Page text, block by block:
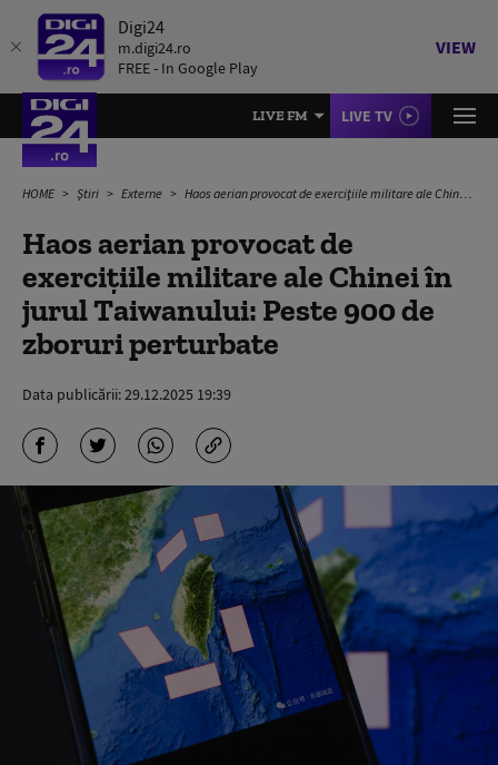
Digi24
m.digi24.ro
FREE - In Google Play
VIEW
LIVE FM LIVE TV
HOME Știri Externe Haos aerian provocat de exerciţiile militare ale Chinei în jurul Taiwanului: Peste 900 de zboruri perturbate
Haos aerian provocat de
exerciţiile militare ale Chinei în
jurul Taiwanului: Peste 900 de
zboruri perturbate
Data publicării:29.12.2025 19:39